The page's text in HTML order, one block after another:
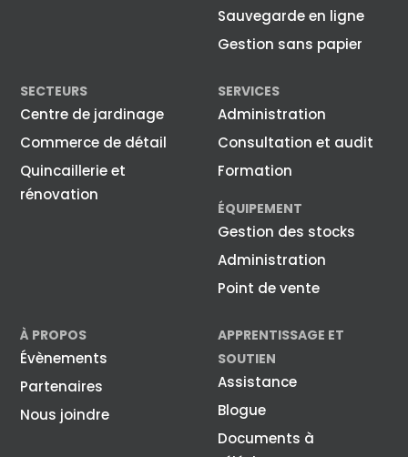
Sauvegarde en ligne
Gestion sans papier
SECTEURS
Centre de jardinage
Commerce de détail
Quincaillerie et
rénovation
SERVICES
Administration
Consultation et audit
Formation
ÉQUIPEMENT
Gestion des stocks
Administration
Point de vente
À PROPOS
Évènements
Partenaires
Nous joindre
APPRENTISSAGE ET
SOUTIEN
Assistance
Blogue
Documents à